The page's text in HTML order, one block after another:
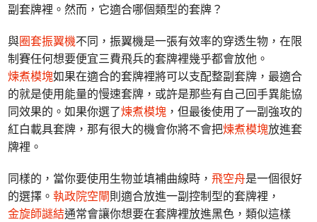
副套牌裡。然而，它適合哪個類型的套牌？
與圈套振翼機不同，振翼機是一張有效率的穿透生物，在限
制賽任何想要便宜三費飛兵的套牌裡幾乎都會放他。
煉煮模塊如果在適合的套牌裡將可以支配整副套牌，最適合
的就是使用能量的慢速套牌，或許是那些有自己回手異能協
同效果的。如果你選了煉煮模塊 ，但最後使用了一副強攻的
紅白載具套牌，那有很大的機會你將不會把煉煮模塊放進套
牌裡。
同樣的，當你要使用生物並填補曲線時，飛空舟是一個很好
的選擇。執政院空閘則適合放進一副控制型的套牌裡，
金旋師謎結通常會讓你想要在套牌裡放進黑色，類似這樣